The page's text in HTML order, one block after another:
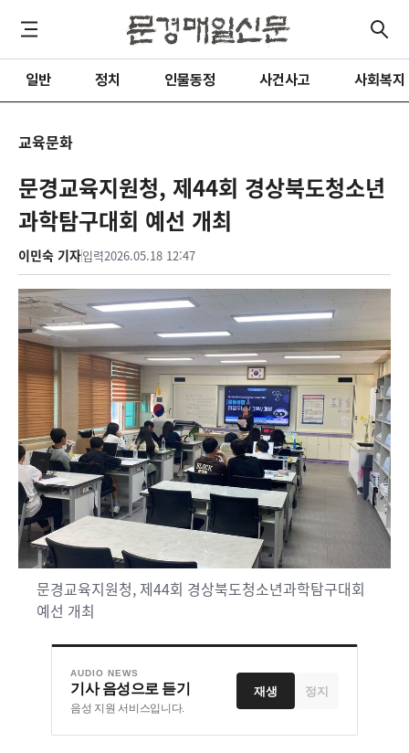
일반 정치 인물동정 사건사고 사회복지
교육문화
문경교육지원청, 제44회 경상북도청소년
과학탐구대회 예선 개최
이민숙 기자입력2026.05.18 12:47
문경교육지원청, 제44회 경상북도청소년과학탐구대회
예선 개최
AUDIO NEWS
기사 음성으로 듣기
음성 지원 서비스입니다.
재생 정지